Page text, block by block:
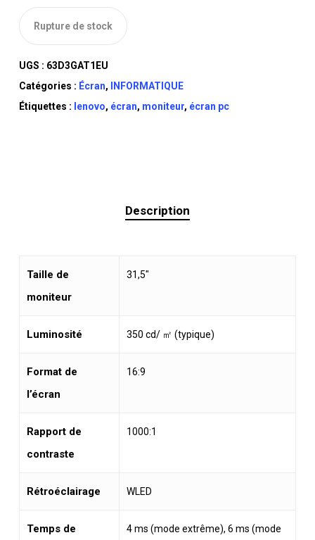
Rupture de stock
UGS : 63D3GAT1EU
Catégories : Écran,
INFORMATIQUE
Étiquettes : lenovo, écran, moniteur, écran pc
Description
Taille de
moniteur
31,5″
Luminosité 350 cd/ ㎡ (typique)
Format de
l’écran
16:9
Rapport de
contraste
1000:1
Rétroéclairage WLED
Temps de
4 ms (mode extrême), 6 ms (mode